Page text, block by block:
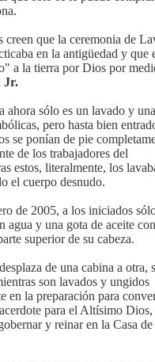
creen que la ceremonia de
en la antigüedad y que
a la tierra por Dios por
Jr.
ahora sólo es un lavado y
pero hasta bien
se ponían de pie
de los trabajadores del
estos, literalmente, los
el cuerpo desnudo.
de 2005, a los iniciados
agua y una gota de aceite
superior de su cabeza.
de una cabina a otra,
son lavados y ungidos
en la preparación para
para el Altísimo Dios,
y reinar en la Casa